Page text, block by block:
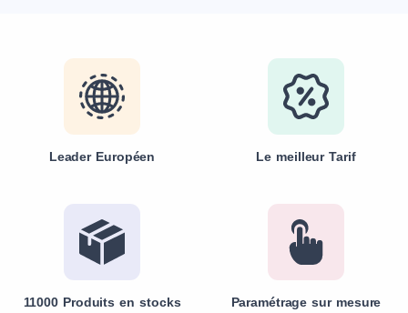
Leader Européen Le meilleur Tarif
11000 Produits en stocks Paramétrage sur mesure